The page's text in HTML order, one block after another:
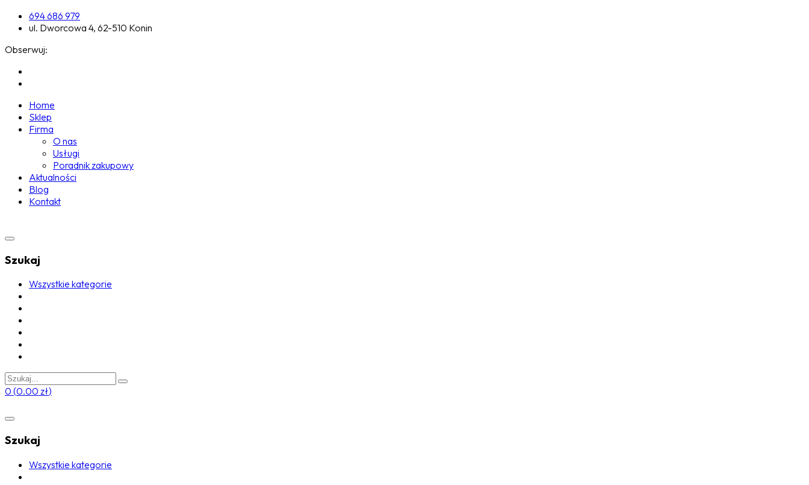
694 686 979
ul. Dworcowa 4, 62-510 Konin
Obserwuj:
Home
Sklep
Firma
O nas
Usługi
Poradnik zakupowy
Aktualności
Blog
Kontakt
Szukaj
Wszystkie kategorie
0 (0.00 zł)
Szukaj
Wszystkie kategorie